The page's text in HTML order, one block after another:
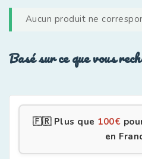
Aucun produit ne
Basé sur ce que vous
🇫🇷 Plus que 100€
en